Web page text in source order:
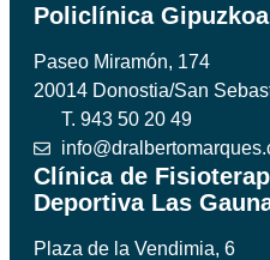
Policlínica Gipuzkoa
Paseo Miramón, 174
20014 Donostia/San
T. 943 50 20 49
Clínica de
Deportiva Las
Plaza de la Vendimia, 6